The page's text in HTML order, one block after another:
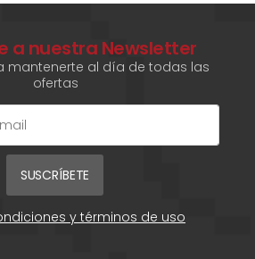
a nuestra Newsletter
mantenerte al día de todas las
ofertas
SUSCRÍBETE
y términos de uso